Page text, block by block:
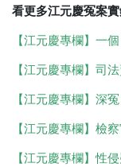
看更多江元慶冤案實
【江元慶專欄】一
【江元慶專欄】司
【江元慶專欄】深冤
【江元慶專欄】檢
【江元慶專欄】性